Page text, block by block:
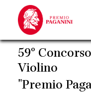
contenuto
principale
59°
Violino
"Premio